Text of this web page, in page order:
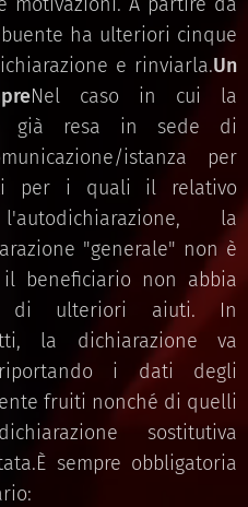
ha ulteriori cinque
e rinviarla.Un
Nel caso in cui la
già resa in sede di
istanza per
per i quali il relativo
la
"generale" non è
beneficiario non abbia
di ulteriori aiuti. In
la dichiarazione va
riportando i dati degli
fruiti nonché di quelli
sostitutiva
sempre obbligatoria